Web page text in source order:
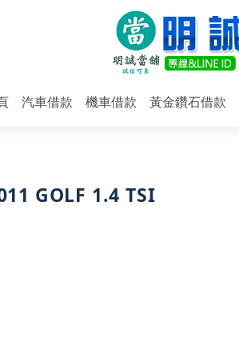
汽車借款 機車借款 黃金鑽石借款
GOLF 1.4 TSI